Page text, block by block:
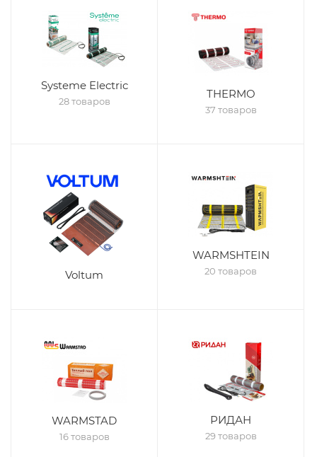
Systeme Electric
28 товаров
THERMO
37 товаров
Voltum
WARMSHTEIN
20 товаров
WARMSTAD
16 товаров
РИДАН
29 товаров